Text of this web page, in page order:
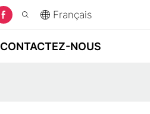
Français
CONTACTEZ-NOUS